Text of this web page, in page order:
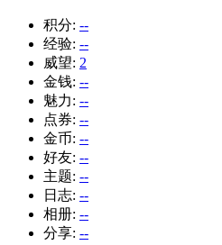
积分: --
经验: --
威望: 2
金钱: --
魅力: --
点券: --
金币: --
好友: --
主题: --
日志: --
相册: --
分享: --